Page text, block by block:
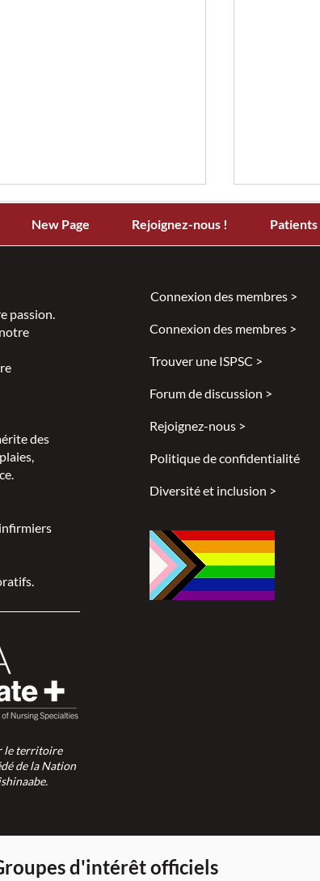
le lancement du
Que
la
New Page Rejoignez-nous ! Patients
passion.
des
le territoire
de la Nation
Connexion des membres >
Connexion des membres >
Trouver une ISPSC >
Forum de discussion >
Rejoignez-nous >
Politique de confidentialité >
Diversité et inclusion >
d'intérêt officiels